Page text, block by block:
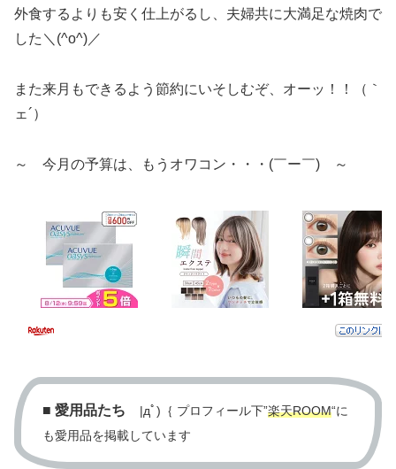
外食するよりも安く仕上がるし、夫婦共に大満足な焼肉で
した＼(^o^)／
また来月もできるよう節約にいそしむぞ、オーッ！！（｀
ェ´）
～ 今月の予算は、もうオワコン・・・(￣ー￣) ～
■ 愛用品たち |дﾟ)｛ プロフィール下”楽天ROOM“に
も愛用品を掲載しています